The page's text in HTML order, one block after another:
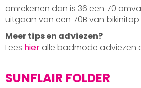
omrekenen dan is 36 een 70
uitgaan van een 70B van
Meer tips en adviezen?
Lees hier alle badmode adviezen
SUNFLAIR FOLDER